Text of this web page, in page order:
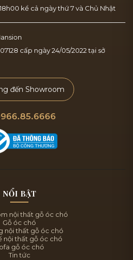
kể cả ngày thứ 7 và Chủ Nhật
cấp ngày 24/05/2022 tại sở
đến Showroom
NỔI BẬT
nội thất gỗ óc chó
Gỗ óc chó
nội thất gỗ óc chó
nội thất gỗ óc chó
gỗ óc chó
Tin tức